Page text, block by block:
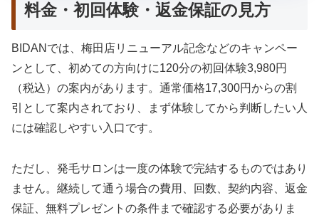
料金・初回体験・返金保証の見方
BIDANでは、梅田店リニューアル記念などのキャンペー
ンとして、初めての方向けに120分の初回体験3,980円
（税込）の案内があります。通常価格17,300円からの割
引として案内されており、まず体験してから判断したい人
には確認しやすい入口です。
ただし、発毛サロンは一度の体験で完結するものではあり
ません。継続して通う場合の費用、回数、契約内容、返金
保証、無料プレゼントの条件まで確認する必要がありま